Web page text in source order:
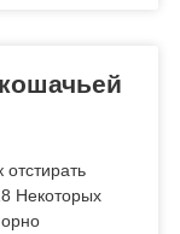
Некоторых